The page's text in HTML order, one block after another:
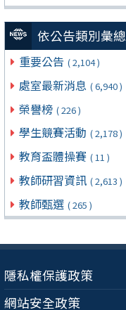
依公告類別彙總
重要公告 ( 2,104 )
處室最新消息 ( 6,940 )
榮譽榜 ( 226 )
學生競賽活動 ( 2,178 )
教育盃體操賽 ( 11 )
教師研習資訊 ( 2,613 )
教師甄選 ( 265 )
隱私權保護政策
網站安全政策